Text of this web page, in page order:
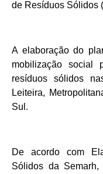
de Resíduos Sólidos
A elaboração do
mobilização social
resíduos sólidos
Leiteira,
Sul.
De acordo com
Sólidos da